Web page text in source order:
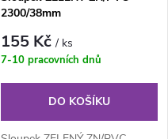
2300/38mm
155 Kč/ ks
7-10 pracovních dnů
DO KOŠÍKU